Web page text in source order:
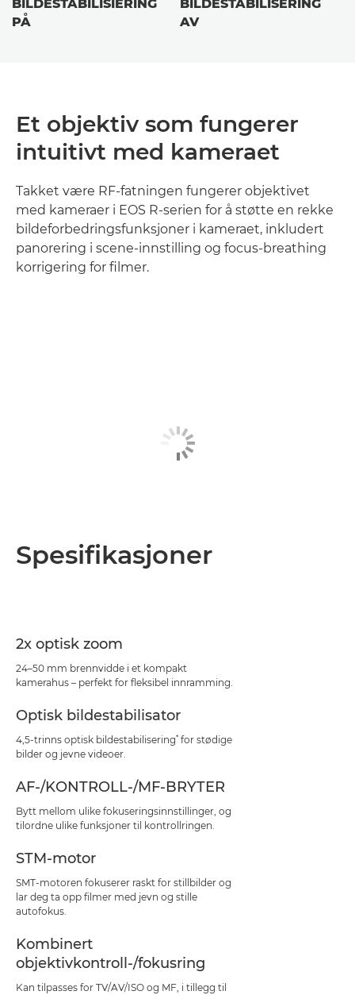
BILDESTABILISIERING
PÅ
BILDESTABILISERING
AV
Et objektiv som fungerer
intuitivt med kameraet
Takket være RF-fatningen fungerer objektivet
med kameraer i EOS R-serien for å støtte en rekke
bildeforbedringsfunksjoner i kameraet, inkludert
panorering i scene-innstilling og focus-breathing
korrigering for filmer.
Spesifikasjoner
2x optisk zoom
24–50 mm brennvidde i et kompakt
kamerahus – perfekt for fleksibel innramming.
Optisk bildestabilisator
4,5-trinns optisk bildestabilisering* for stødige
bilder og jevne videoer.
AF-/KONTROLL-/MF-BRYTER
Bytt mellom ulike fokuseringsinnstillinger, og
tilordne ulike funksjoner til kontrollringen.
STM-motor
SMT-motoren fokuserer raskt for stillbilder og
lar deg ta opp filmer med jevn og stille
autofokus.
Kombinert
objektivkontroll-/fokusring
Kan tilpasses for TV/AV/ISO og MF, i tillegg til